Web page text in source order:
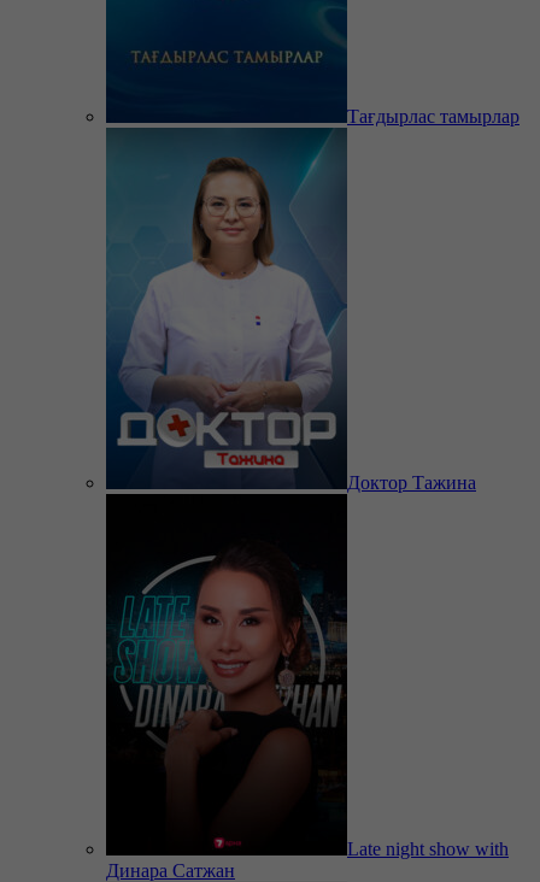
Тағдырлас тамырлар
Доктор Тажина
Late night show with
Динара Сатжан